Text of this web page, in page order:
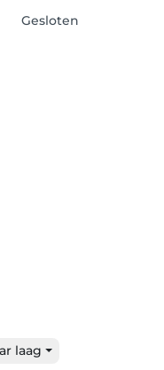
Gesloten
laag